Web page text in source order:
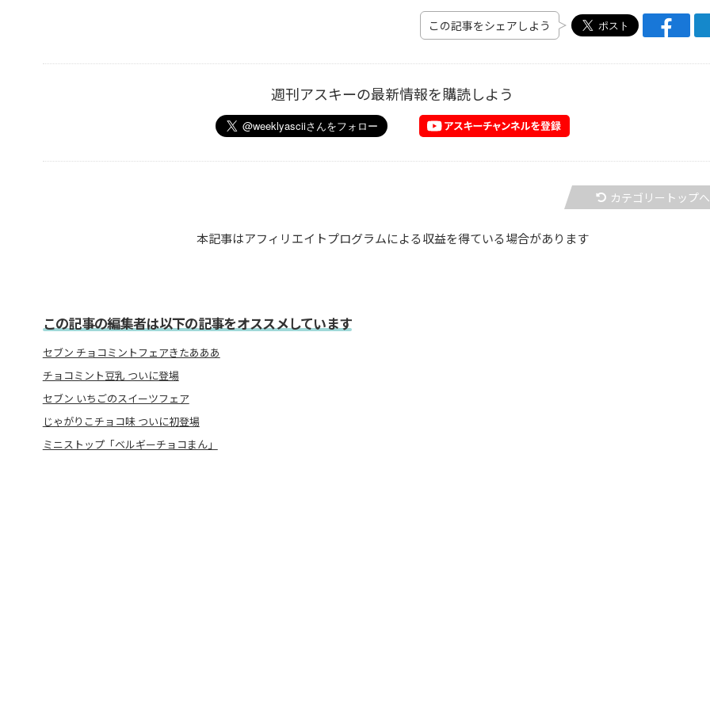
この記事をシェアしよう
週刊アスキーの最新情報を購読しよう
カテゴリートップへ
本記事はアフィリエイトプログラムによる収益を得ている場合があります
この記事の編集者は以下の記事をオススメしています
セブン チョコミントフェアきたあああ
チョコミント豆乳 ついに登場
セブン いちごのスイーツフェア
じゃがりこチョコ味 ついに初登場
ミニストップ「ベルギーチョコまん」